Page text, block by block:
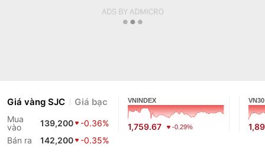
Giá vàng SJC Giá bạc
Mua
vào
139,200
-0.36%
Bán ra
142,200 -0.35%
VNINDEX
1,759.67 -0.29%
VN30